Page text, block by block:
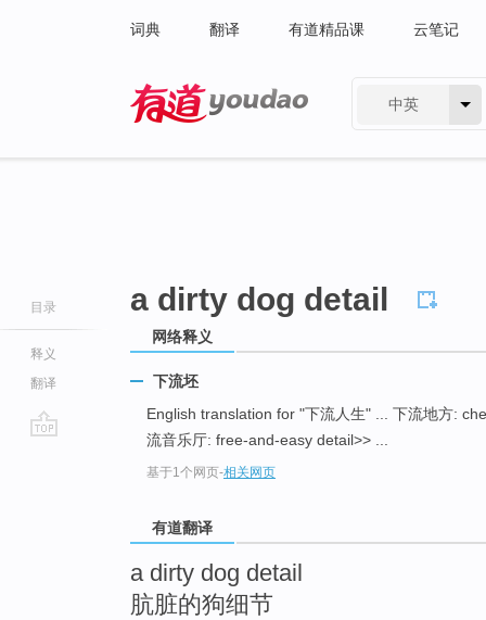
词典 翻译 有道精品课 云笔记
中英
目录
释义
翻译
a dirty dog detail
网络释义
下流坯
English translation for "下流人生" ... 下流地方:
流音乐厅: free-and-easy detail>> ...
基于1个网页-相关网页
有道翻译
a dirty dog detail
肮脏的狗细节